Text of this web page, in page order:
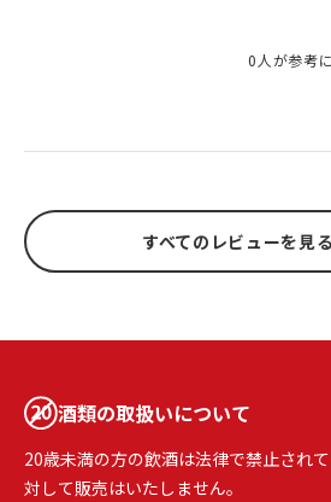
0人が参考
すべてのレビューを見
酒類の取扱いについて
20歳未満の方の飲酒は法律で禁止され
対して販売はいたしません。